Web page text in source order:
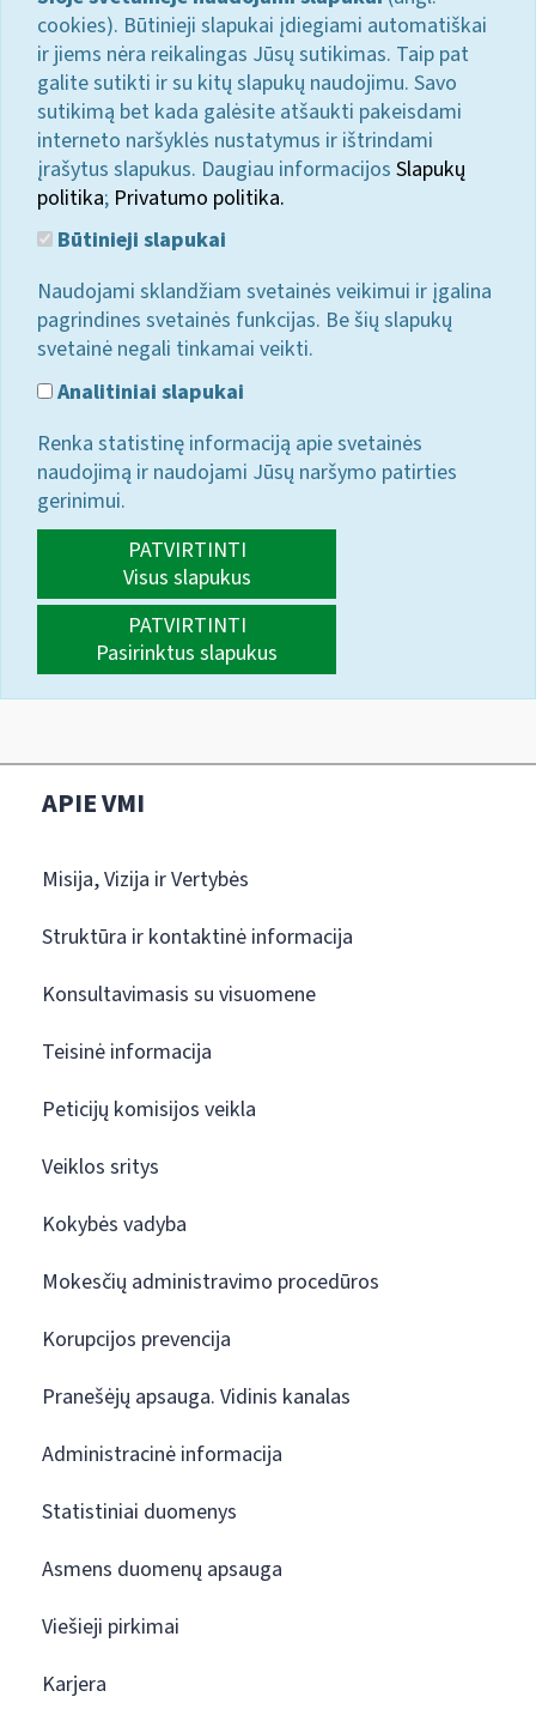
cookies). Būtinieji slapukai įdiegiami automatiškai
ir jiems nėra reikalingas Jūsų sutikimas. Taip pat
galite sutikti ir su kitų slapukų naudojimu. Savo
sutikimą bet kada galėsite atšaukti pakeisdami
interneto naršyklės nustatymus ir ištrindami
įrašytus slapukus. Daugiau informacijos Slapukų
politika; Privatumo politika.
Būtinieji slapukai
Naudojami sklandžiam svetainės veikimui ir įgalina
pagrindines svetainės funkcijas. Be šių slapukų
svetainė negali tinkamai veikti.
Analitiniai slapukai
Renka statistinę informaciją apie svetainės
naudojimą ir naudojami Jūsų naršymo patirties
gerinimui.
PATVIRTINTI
Visus slapukus
PATVIRTINTI
Pasirinktus slapukus
APIE VMI
Misija, Vizija ir Vertybės
Struktūra ir kontaktinė informacija
Konsultavimasis su visuomene
Teisinė informacija
Peticijų komisijos veikla
Veiklos sritys
Kokybės vadyba
Mokesčių administravimo procedūros
Korupcijos prevencija
Pranešėjų apsauga. Vidinis kanalas
Administracinė informacija
Statistiniai duomenys
Asmens duomenų apsauga
Viešieji pirkimai
Karjera